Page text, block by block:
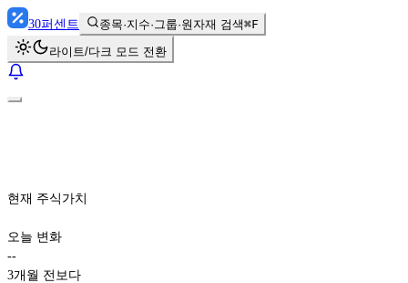
30퍼센트 종목·지수·그룹·원자재 검색⌘F
라이트/다크 모드 전환
현재 주식가치
오늘 변화
--
3개월 전보다